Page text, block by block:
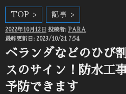
TOP 記事
投
稿
2022年10月12日 投稿者: PARA
最終更新日: 2023/10/21 7:54
ベランダなどのひび
スのサイン！防水工
予防できます